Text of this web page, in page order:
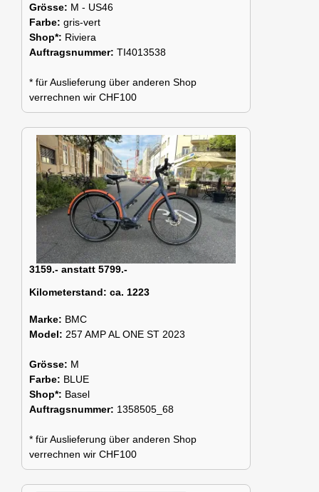
Grösse: M - US46
Farbe: gris-vert
Shop*: Riviera
Auftragsnummer: TI4013538
* für Auslieferung über anderen Shop
verrechnen wir CHF100
3159.- anstatt 5799.-
Kilometerstand: ca. 1223
Marke: BMC
Model: 257 AMP AL ONE ST 2023
Grösse: M
Farbe: BLUE
Shop*: Basel
Auftragsnummer: 1358505_68
* für Auslieferung über anderen Shop
verrechnen wir CHF100